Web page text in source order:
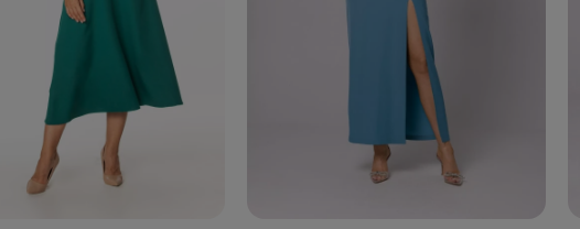
O DOSTĘPNOŚCI